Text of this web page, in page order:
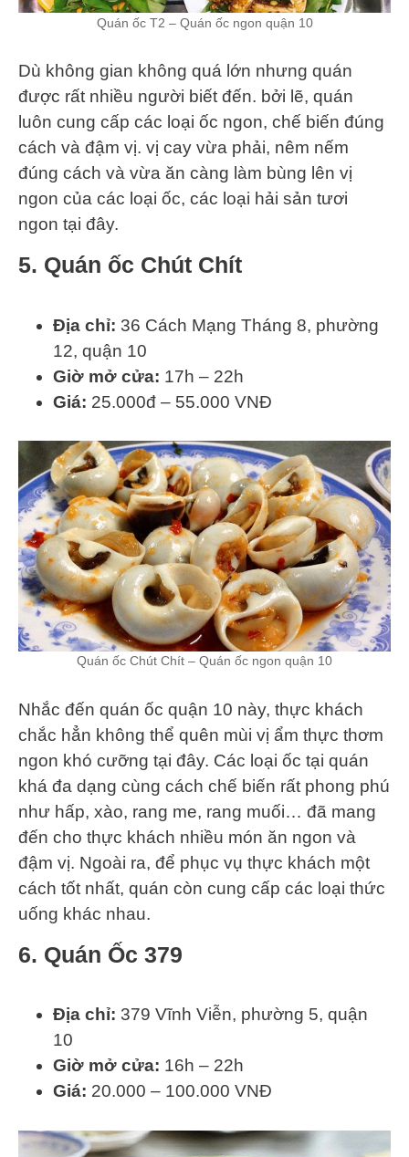
Quán ốc T2 – Quán ốc ngon quận 10
Dù không gian không quá lớn nhưng quán
được rất nhiều người biết đến. bởi lẽ, quán
luôn cung cấp các loại ốc ngon, chế biến đúng
cách và đậm vị. vị cay vừa phải, nêm nếm
đúng cách và vừa ăn càng làm bùng lên vị
ngon của các loại ốc, các loại hải sản tươi
ngon tại đây.
5. Quán ốc Chút Chít
Địa chỉ: 36 Cách Mạng Tháng 8, phường
12, quận 10
Giờ mở cửa: 17h – 22h
Giá: 25.000đ – 55.000 VNĐ
Quán ốc Chút Chít – Quán ốc ngon quận 10
Nhắc đến quán ốc quận 10 này, thực khách
chắc hẳn không thể quên mùi vị ẩm thực thơm
ngon khó cưỡng tại đây. Các loại ốc tại quán
khá đa dạng cùng cách chế biến rất phong phú
như hấp, xào, rang me, rang muối… đã mang
đến cho thực khách nhiều món ăn ngon và
đậm vị. Ngoài ra, để phục vụ thực khách một
cách tốt nhất, quán còn cung cấp các loại thức
uống khác nhau.
6. Quán Ốc 379
Địa chỉ: 379 Vĩnh Viễn, phường 5, quận
10
Giờ mở cửa: 16h – 22h
Giá: 20.000 – 100.000 VNĐ